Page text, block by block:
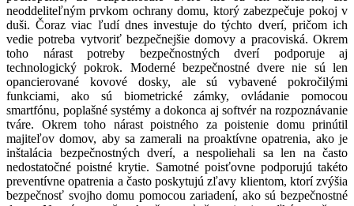
neoddeliteľným prvkom ochrany domu, ktorý zabezpečuje pokoj v
duši. Čoraz viac ľudí dnes investuje do týchto dverí, pričom ich
vedie potreba vytvoriť bezpečnejšie domovy a pracoviská. Okrem
toho nárast potreby bezpečnostných dverí podporuje aj
technologický pokrok. Moderné bezpečnostné dvere nie sú len
opancierované kovové dosky, ale sú vybavené pokročilými
funkciami, ako sú biometrické zámky, ovládanie pomocou
smartfónu, poplašné systémy a dokonca aj softvér na rozpoznávanie
tváre. Okrem toho nárast poistného za poistenie domu prinútil
majiteľov domov, aby sa zamerali na proaktívne opatrenia, ako je
inštalácia bezpečnostných dverí, a nespoliehali sa len na často
nedostatočné poistné krytie. Samotné poisťovne podporujú takéto
preventívne opatrenia a často poskytujú zľavy klientom, ktorí zvýšia
bezpečnosť svojho domu pomocou zariadení, ako sú bezpečnostné